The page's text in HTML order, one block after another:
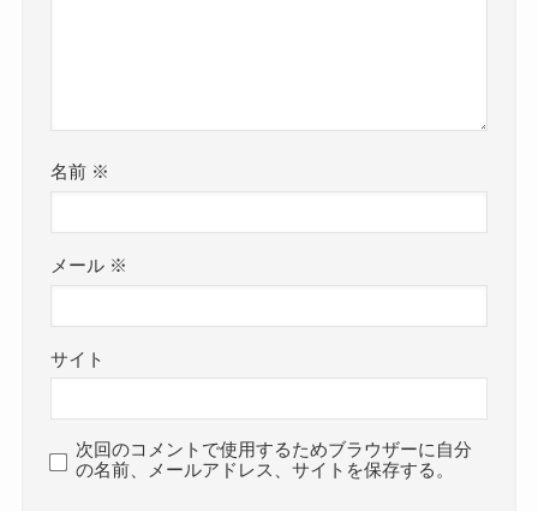
名前 ※
メール ※
サイト
次回のコメントで使用するためブラウザーに自分
の名前、メールアドレス、サイトを保存する。